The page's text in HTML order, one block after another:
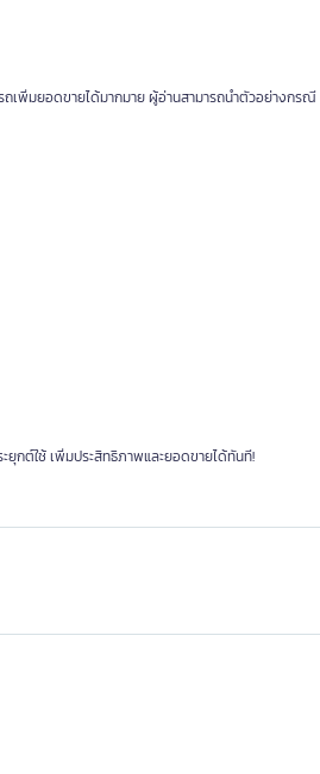
เพิ่มยอดขายได้มากมาย ผู้อ่านสามารถนำตัวอย่างกรณี
กต์ใช้ เพิ่มประสิทธิภาพและยอดขายได้ทันที!